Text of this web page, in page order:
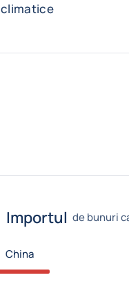
climatice
Importul de bunuri
China